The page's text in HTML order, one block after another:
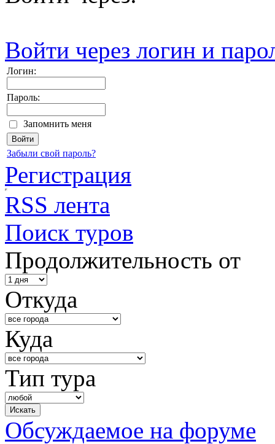
Войти через логин и
Логин:
Пароль:
Запомнить меня
Забыли свой пароль?
Регистрация
RSS лента
Поиск туров
Продолжительность от
Откуда
Куда
Тип тура
Обсуждаемое на форуме